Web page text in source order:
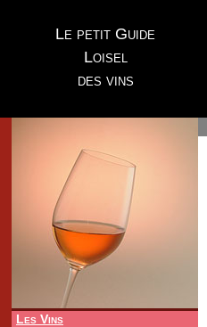
Le petit Guide
Loisel
des vins
Les Vins